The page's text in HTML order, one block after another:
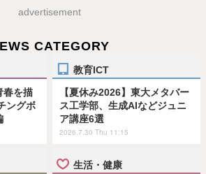
advertisement
CATEGORY
春を描
ングボ
教育ICT
【夏休み2026】東大メタバー
ス工学部、生成AIなどジュニ
ア講座6選
2026.7.30 Thu 11:15
生活・健康